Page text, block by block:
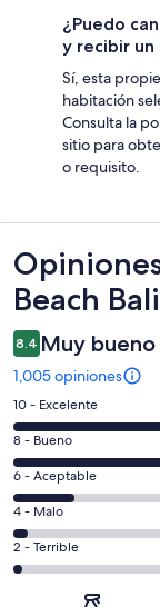
¿Puedo
y recibir
Sí, esta
habitación
Consulta la
sitio para
o requisito.
Opiniones
Beach Bali
8.4 Muy bueno
1,005 opiniones
Puntuación
de
10,
es
decir,
Excelente.
Basada
en
10 - Excelente
Puntuación
de
8,
es
decir,
Bueno.
8 - Bueno
Puntuación
de
6,
es
decir,
Aceptable.
6 - Aceptable
Puntuación
de
4,
4 - Malo
Puntuación
de
2 - Terrible